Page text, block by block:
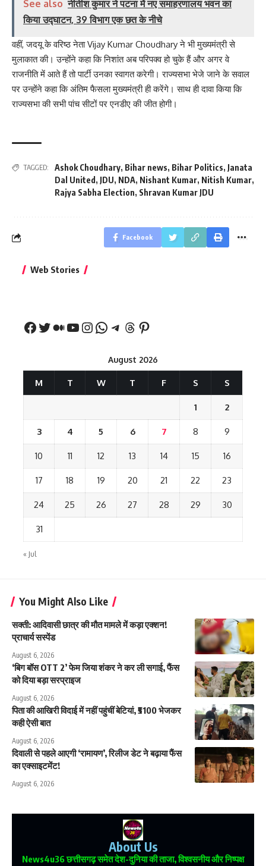
See also नीतीश कुमार ने पटना में नए समाहरणालय भवन का
किया उद्घाटन, 39 विभाग एक छत के नीचे
वहीं, जदयू के वरिष्ठ नेता Vijay Kumar Choudhary ने भी मुख्यमंत्री से
मुलाकात की। उन्होंने कहा कि निशांत अब परिपक्व हो चुके हैं और अगर वे
राजनीति में आते हैं तो पार्टी उनका स्वागत करेगी। राज्यसभा भेजे जाने के सवाल
पर उन्होंने कहा कि अंतिम फैसला मुख्यमंत्री ही करेंगे। साथ ही दावा किया कि
राज्यसभा की सभी पांच सीटों पर एनडीए की जीत होगी।
TAGGED: Ashok Choudhary, Bihar news, Bihar Politics, Janata
Dal United , JDU, NDA, Nishant Kumar, Nitish Kumar,
Rajya Sabha Election, Shravan Kumar JDU
Facebook
Web Stories
नीतीश कुमार का पहला
August 2026
M T W T F S S
1 2
3 4 5 6 7 8 9
10 11 12 13 14 15 16
17 18 19 20 21 22 23
24 25 26 27 28 29 30
31
« Jul
You Might Also Like
सक्ती: आदिवासी छात्र की मौत मामले में कड़ा एक्शन!
प्राचार्य सस्पेंड
August 6, 2026
‘बिग बॉस OTT 2’ फेम जिया शंकर ने कर ली सगाई, फैंस
को दिया बड़ा सरप्राइज
August 6, 2026
पिता की आखिरी विदाई में नहीं पहुंचीं बेटियां, ₹5100 भेजकर
कही ऐसी बात
August 6, 2026
दिवाली से पहले आएगी ‘रामायण’, रिलीज डेट ने बढ़ाया फैंस
का एक्साइटमेंट!
August 6, 2026
About Us
News4u36छत्तीसगढ़ समेत देश-दुनिया की ताजा, विश्वसनीय और निष्पक्ष